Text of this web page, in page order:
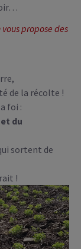
propose des
de la récolte !
foi :
du
sortent de
!